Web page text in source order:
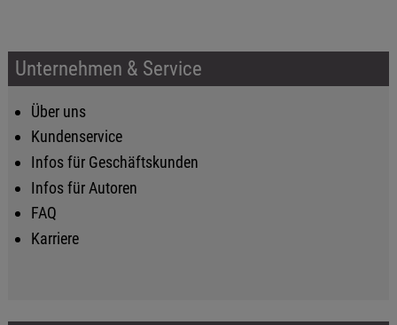
Unternehmen & Service
Über uns
Kundenservice
Infos für Geschäftskunden
Infos für Autoren
FAQ
Karriere